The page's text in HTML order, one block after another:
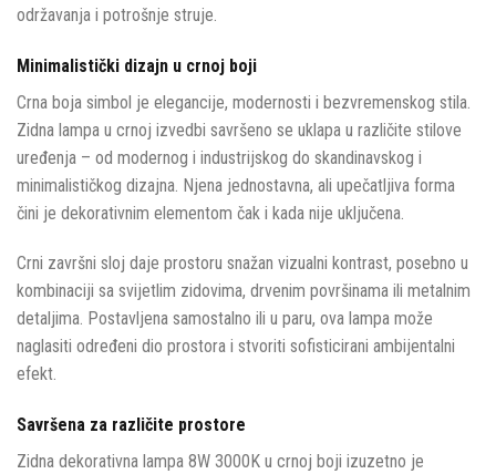
održavanja i potrošnje struje.
Minimalistički dizajn u crnoj boji
Crna boja simbol je elegancije, modernosti i bezvremenskog stila.
Zidna lampa u crnoj izvedbi savršeno se uklapa u različite stilove
uređenja – od modernog i industrijskog do skandinavskog i
minimalističkog dizajna. Njena jednostavna, ali upečatljiva forma
čini je dekorativnim elementom čak i kada nije uključena.
Crni završni sloj daje prostoru snažan vizualni kontrast, posebno u
kombinaciji sa svijetlim zidovima, drvenim površinama ili metalnim
detaljima. Postavljena samostalno ili u paru, ova lampa može
naglasiti određeni dio prostora i stvoriti sofisticirani ambijentalni
efekt.
Savršena za različite prostore
Zidna dekorativna lampa 8W 3000K u crnoj boji izuzetno je